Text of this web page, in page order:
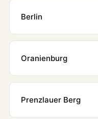
Berlin
Oranienburg
Prenzlauer Berg